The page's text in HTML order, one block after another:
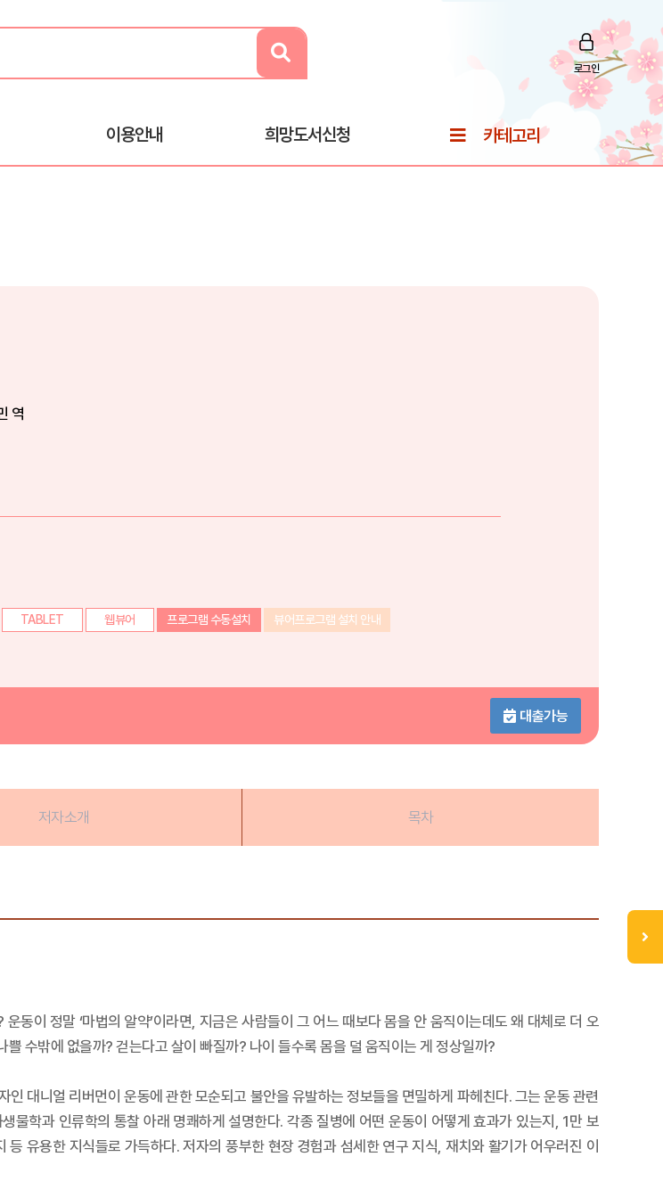
로그인
이용안내 희망도서신청 카테고리
역
TABLET 웹뷰어 프로그램 수동설치 뷰어프로그램 설치 안내
대출가능
저자소개 목차
동이 정말 ‘마법의 알약’이라면, 지금은 사람들이 그 어느 때보다 몸을 안 움직이는데도 왜 대체로 더 오
수밖에 없을까? 걷는다고 살이 빠질까? 나이 들수록 몸을 덜 움직이는 게 정상일까?
대니얼 리버먼이 운동에 관한 모순되고 불안을 유발하는 정보들을 면밀하게 파헤친다. 그는 운동 관련
물학과 인류학의 통찰 아래 명쾌하게 설명한다. 각종 질병에 어떤 운동이 어떻게 효과가 있는지, 1만 보
유용한 지식들로 가득하다. 저자의 풍부한 현장 경험과 섬세한 연구 지식, 재치와 활기가 어우러진 이